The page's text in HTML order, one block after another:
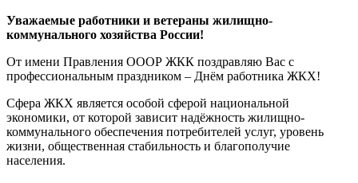
Уважаемые работники и ветераны жилищно-
коммунального хозяйства России!
От имени Правления ОООР ЖКК поздравляю Вас с
профессиональным праздником – Днём работника ЖКХ!
Сфера ЖКХ является особой сферой национальной
экономики, от которой зависит надёжность жилищно-
коммунального обеспечения потребителей услуг, уровень
жизни, общественная стабильность и благополучие
населения.